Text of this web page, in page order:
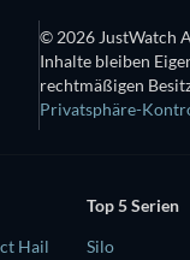
© 2026 JustWatch
Inhalte bleiben
rechtmäßigen
Privatsphäre-
Hail
Top 5 Serien
Silo